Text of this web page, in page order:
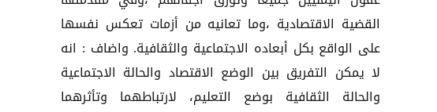
القضية الاقتصادية ،وما تعانيه من أزمات تعكس نفسها
على الواقع بكل أبعاده الاجتماعية والثقافية. واضاف : انه
لا يمكن التفريق بين الوضع الاقتصاد والحالة الاجتماعية
والحالة الثقافية بوضع التعليم، لارتباطهما وتأثرهما